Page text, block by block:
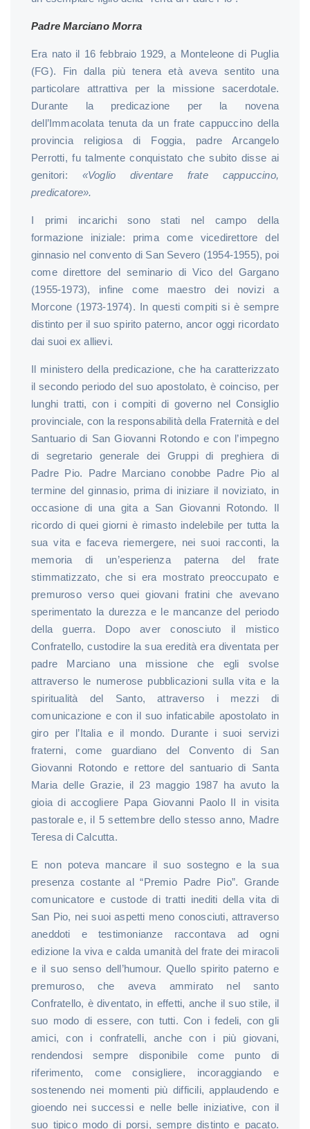
Padre Marciano Morra
Era nato il 16 febbraio 1929, a Monteleone di Puglia
(FG). Fin dalla più tenera età aveva sentito una
particolare attrattiva per la missione sacerdotale.
Durante la predicazione per la novena
dell’Immacolata tenuta da un frate cappuccino della
provincia religiosa di Foggia, padre Arcangelo
Perrotti, fu talmente conquistato che subito disse ai
genitori: «Voglio diventare frate cappuccino,
predicatore».
I primi incarichi sono stati nel campo della
formazione iniziale: prima come vicedirettore del
ginnasio nel convento di San Severo (1954-1955), poi
come direttore del seminario di Vico del Gargano
(1955-1973), infine come maestro dei novizi a
Morcone (1973-1974). In questi compiti si è sempre
distinto per il suo spirito paterno, ancor oggi ricordato
dai suoi ex allievi.
Il ministero della predicazione, che ha caratterizzato
il secondo periodo del suo apostolato, è coinciso, per
lunghi tratti, con i compiti di governo nel Consiglio
provinciale, con la responsabilità della Fraternità e del
Santuario di San Giovanni Rotondo e con l’impegno
di segretario generale dei Gruppi di preghiera di
Padre Pio. Padre Marciano conobbe Padre Pio al
termine del ginnasio, prima di iniziare il noviziato, in
occasione di una gita a San Giovanni Rotondo. Il
ricordo di quei giorni è rimasto indelebile per tutta la
sua vita e faceva riemergere, nei suoi racconti, la
memoria di un’esperienza paterna del frate
stimmatizzato, che si era mostrato preoccupato e
premuroso verso quei giovani fratini che avevano
sperimentato la durezza e le mancanze del periodo
della guerra. Dopo aver conosciuto il mistico
Confratello, custodire la sua eredità era diventata per
padre Marciano una missione che egli svolse
attraverso le numerose pubblicazioni sulla vita e la
spiritualità del Santo, attraverso i mezzi di
comunicazione e con il suo infaticabile apostolato in
giro per l’Italia e il mondo. Durante i suoi servizi
fraterni, come guardiano del Convento di San
Giovanni Rotondo e rettore del santuario di Santa
Maria delle Grazie, il 23 maggio 1987 ha avuto la
gioia di accogliere Papa Giovanni Paolo II in visita
pastorale e, il 5 settembre dello stesso anno, Madre
Teresa di Calcutta.
E non poteva mancare il suo sostegno e la sua
presenza costante al “Premio Padre Pio”. Grande
comunicatore e custode di tratti inediti della vita di
San Pio, nei suoi aspetti meno conosciuti, attraverso
aneddoti e testimonianze raccontava ad ogni
edizione la viva e calda umanità del frate dei miracoli
e il suo senso dell’humour. Quello spirito paterno e
premuroso, che aveva ammirato nel santo
Confratello, è diventato, in effetti, anche il suo stile, il
suo modo di essere, con tutti. Con i fedeli, con gli
amici, con i confratelli, anche con i più giovani,
rendendosi sempre disponibile come punto di
riferimento, come consigliere, incoraggiando e
sostenendo nei momenti più difficili, applaudendo e
gioendo nei successi e nelle belle iniziative, con il
suo tipico modo di porsi, sempre distinto e pacato.